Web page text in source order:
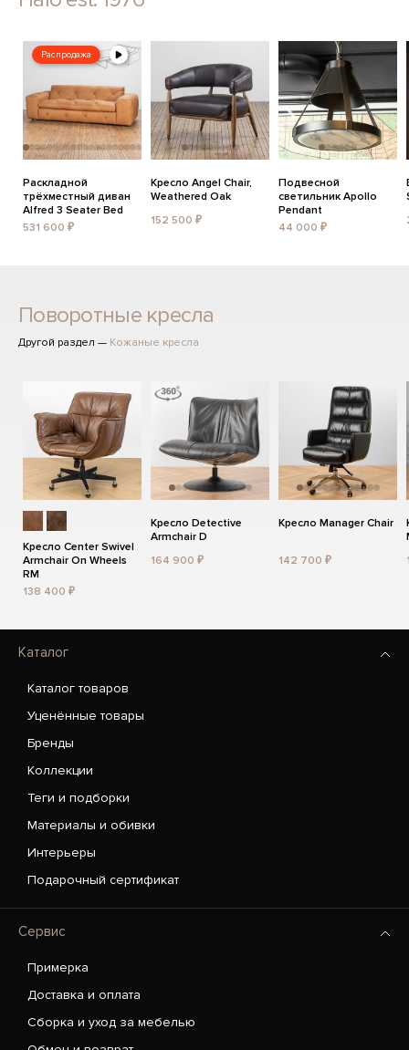
Распродажа
Раскладной
трёхместный диван
Alfred 3 Seater Bed
531 600 ₽
Кресло Angel Chair,
Weathered Oak
152 500 ₽
Подвесной
светильник Apollo
Pendant
44 000 ₽
Поворотные кресла
Другой раздел — Кожаные кресла
Кресло Center Swivel
Armchair On Wheels
RM
138 400 ₽
Кресло Detective
Armchair D
164 900 ₽
Кресло Manager Chair
142 700 ₽
Каталог
Каталог товаров
Уценённые товары
Бренды
Коллекции
Теги и подборки
Материалы и обивки
Интерьеры
Подарочный сертификат
Сервис
Примерка
Доставка и оплата
Сборка и уход за мебелью